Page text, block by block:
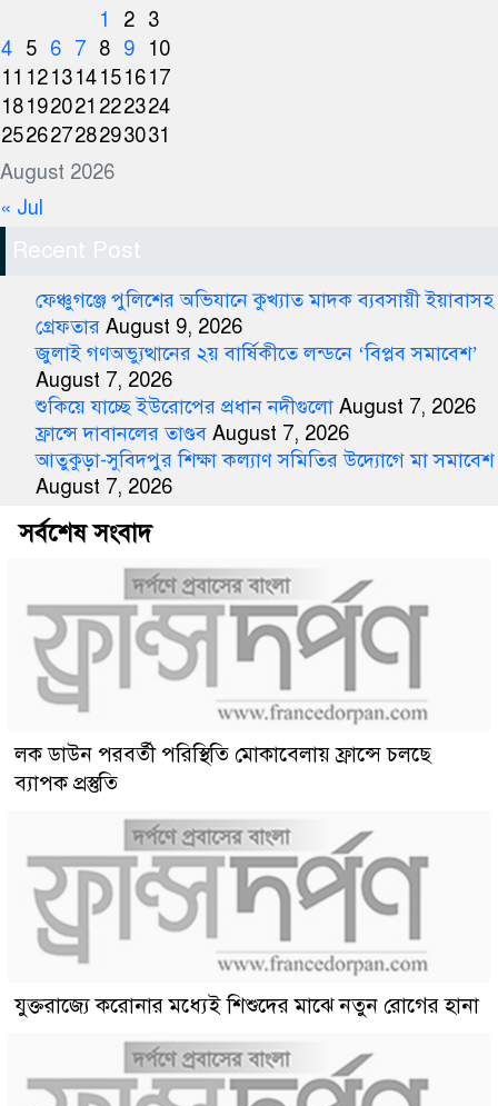
August 2026
1
2 3
4 5 6 7 8 9
10
11 121314151617
18192021 222324
25262728293031
« Jul
Recent Post
ফেঞ্চুগঞ্জে পুলিশের অভিযানে কুখ্যাত মাদক ব্যবসায়ী ইয়াবাসহ
গ্রেফতার August 9, 2026
জুলাই গণঅভ্যুত্থানের ২য় বার্ষিকীতে লন্ডনে ‘বিপ্লব সমাবেশ’
August 7, 2026
শুকিয়ে যাচ্ছে ইউরোপের প্রধান নদীগুলো August 7, 2026
ফ্রান্সে দাবানলের তাণ্ডব August 7, 2026
আতুকুড়া-সুবিদপুর শিক্ষা কল্যাণ সমিতির উদ্যোগে মা সমাবেশ
August 7, 2026
সর্বশেষ সংবাদ
লক ডাউন পরবর্তী পরিস্থিতি মোকাবেলায় ফ্রান্সে চলছে
ব্যাপক প্রস্তুতি
যুক্তরাজ্যে করোনার মধ্যেই শিশুদের মাঝে নতুন রোগের হানা